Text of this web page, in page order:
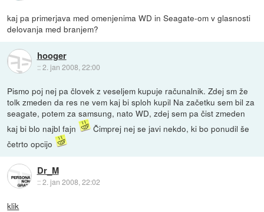
kaj pa primerjava med omenjenima WD in Seagate-om v glasnosti
delovanja med branjem?
hooger
::2. jan 2008, 22:00
Pismo poj nej pa človek z veseljem kupuje računalnik. Zdej sm že
tolk zmeden da res ne vem kaj bi sploh kupil Na začetku sem bil za
seagate, potem za samsung, nato WD, zdej sem pa čist zmeden
kaj bi blo najbl fajn
Čimprej nej se javi nekdo, ki bo ponudil še
četrto opcijo
Dr_M
::2. jan 2008, 22:02
klik